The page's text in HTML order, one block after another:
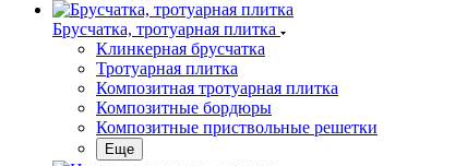
Брусчатка, тротуарная плитка
Клинкерная брусчатка
Тротуарная плитка
Композитная тротуарная плитка
Композитные бордюры
Композитные приствольные решетки
Еще